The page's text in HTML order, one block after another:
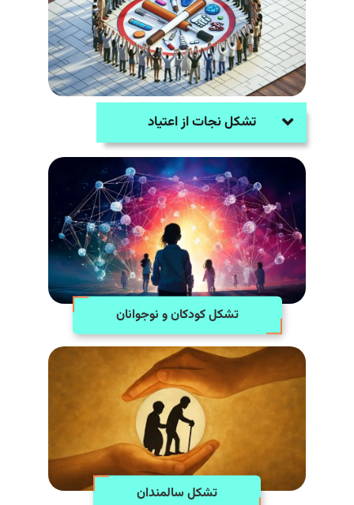
تشکل نجات از اعتیاد
تشکل کودکان و نوجوانان
تشکل سالمندان